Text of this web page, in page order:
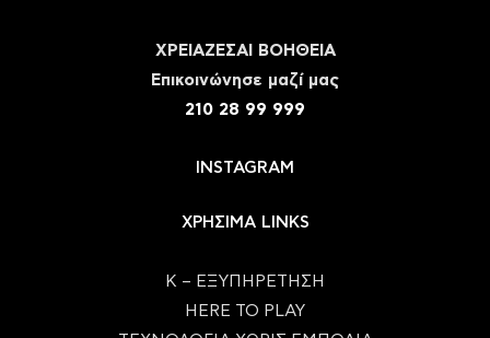
ΧΡΕΙΑΖΕΣΑΙ ΒΟΗΘΕΙΑ
Eπικοινώνησε μαζί μας
210 28 99 999
INSTAGRAM
ΧΡΗΣΙΜΑ LINKS
Κ – ΕΞΥΠΗΡΕΤΗΣΗ
HERE TO PLAY